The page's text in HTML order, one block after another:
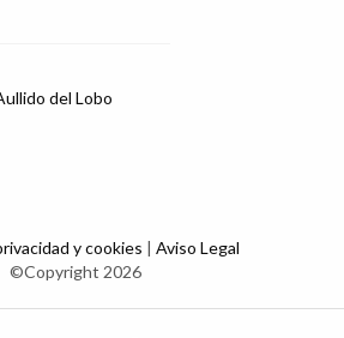
del Lobo
y cookies | Aviso Legal
©Copyright 2026